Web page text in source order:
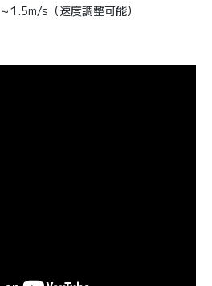
1.5m/s（速度調整可能）